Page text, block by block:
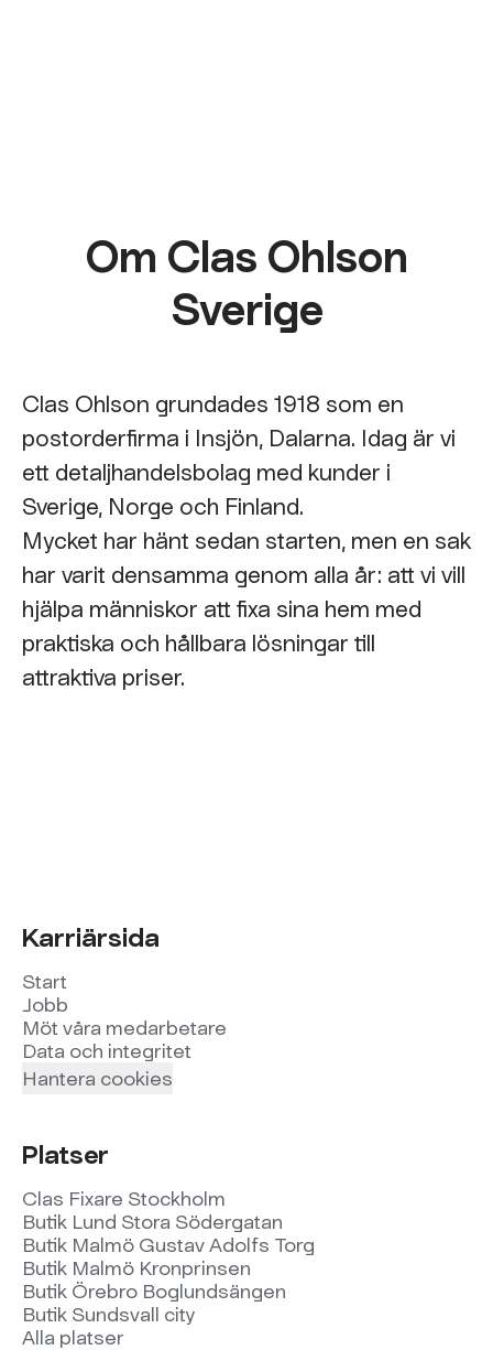
Om Clas Ohlson
Sverige
Clas Ohlson grundades 1918 som en
postorderfirma i Insjön, Dalarna. Idag är vi
ett detaljhandelsbolag med kunder i
Sverige, Norge och Finland.
Mycket har hänt sedan starten, men en sak
har varit densamma genom alla år: att vi vill
hjälpa människor att fixa sina hem med
praktiska och hållbara lösningar till
attraktiva priser.
Karriärsida
Start
Jobb
Möt våra medarbetare
Data och integritet
Hantera cookies
Platser
Clas Fixare Stockholm
Butik Lund Stora Södergatan
Butik Malmö Gustav Adolfs Torg
Butik Malmö Kronprinsen
Butik Örebro Boglundsängen
Butik Sundsvall city
Alla platser